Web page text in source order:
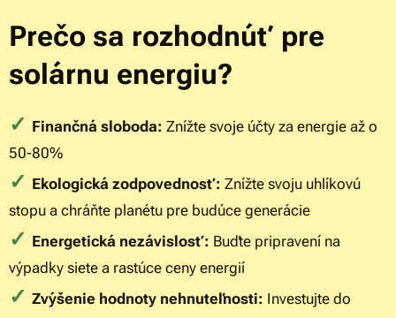
Prečo sa rozhodnúť pre
solárnu energiu?
✓ Finančná sloboda: Znížte svoje účty za energie až o
50-80%
✓ Ekologická zodpovednosť: Znížte svoju uhlíkovú
stopu a chráňte planétu pre budúce generácie
✓ Energetická nezávislosť: Buďte pripravení na
výpadky siete a rastúce ceny energií
✓ Zvýšenie hodnoty nehnuteľnosti: Investujte do